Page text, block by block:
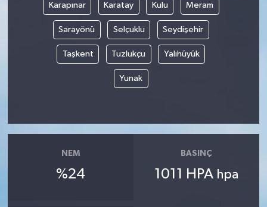
Karapınar Karatay Kulu Meram
Sarayönü Selçuklu Seydişehir
Taşkent Tuzlukçu Yalıhüyük
Yunak
NEM
%24
BASINÇ
1011 HPA hpa